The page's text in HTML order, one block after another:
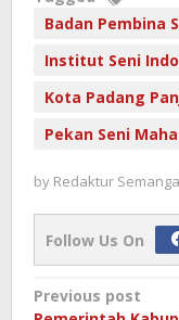
Badan Pembina
Institut Seni
Kota Padang
Pekan Seni
by Redaktur
Follow Us On
Post
Previous post